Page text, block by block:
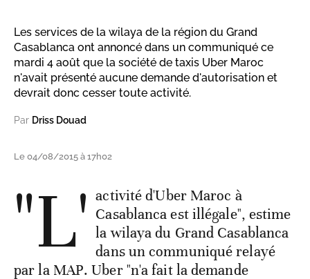
Les services de la wilaya de la région du Grand
Casablanca ont annoncé dans un communiqué ce
mardi 4 août que la société de taxis Uber Maroc
n'avait présenté aucune demande d'autorisation et
devrait donc cesser toute activité.
Par Driss Douad
Le 04/08/2015 à 17h02
"L' activité d'Uber Maroc à
Casablanca est illégale", estime
la wilaya du Grand Casablanca
dans un communiqué relayé
par la MAP. Uber "n'a fait la demande